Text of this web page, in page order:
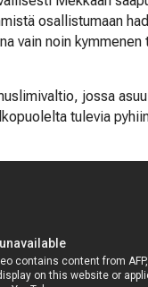
osallistumaan
vain noin kymmenen
jossa
tulevia